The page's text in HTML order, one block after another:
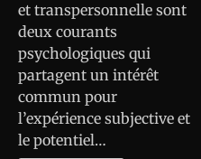
et transpersonnelle sont
deux courants
psychologiques qui
partagent un intérêt
commun pour
l’expérience subjective et
le potentiel…